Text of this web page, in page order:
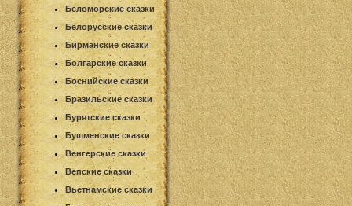
Беломорские сказки
Белорусские сказки
Бирманские сказки
Болгарские сказки
Боснийские сказки
Бразильские сказки
Бурятские сказки
Бушменские сказки
Венгерские сказки
Вепские сказки
Вьетнамские сказки